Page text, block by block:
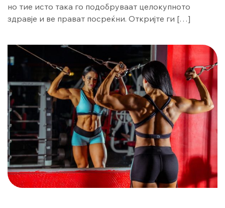
но тие исто така го подобруваат целокупното
здравје и ве прават посреќни. Откријте ги […]